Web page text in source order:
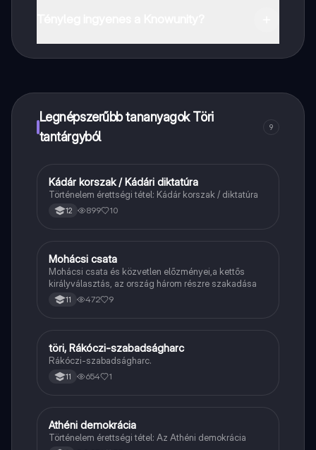
Legnépszerűbb tananyagok Töri
tantárgyból
9
Töri
Kádár korszak / Kádári diktatúra
Történelem érettségi tétel: Kádár korszak / diktatúra
12 899 10
Töri
Mohácsi csata
Mohácsi csata és közvetlen előzményei,a kettős
királyválasztás, az ország három részre szakadása
11 472 9
Töri
töri, Rákóczi-szabadságharc
Rákóczi-szabadságharc.
11 654 1
Töri
Athéni demokrácia
Történelem érettségi tétel: Az Athéni demokrácia